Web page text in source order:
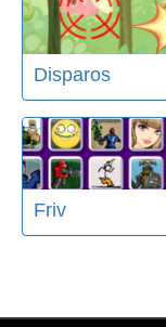
Disparos
Friv